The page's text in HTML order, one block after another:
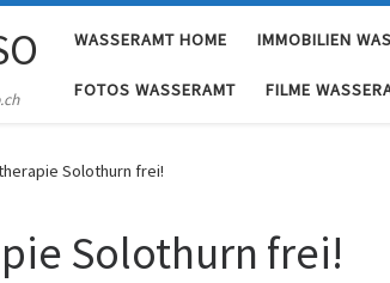
WASSERAMT HOME IMMOBILIEN
FOTOS WASSERAMT FILME
Solothurn frei!
Solothurn frei!